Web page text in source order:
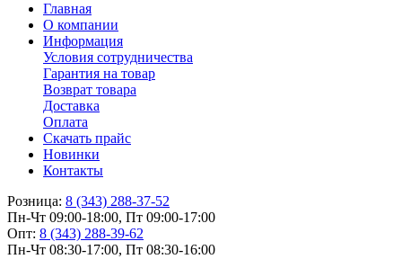
Главная
О компании
Информация
Условия сотрудничества
Гарантия на товар
Возврат товара
Доставка
Оплата
Скачать прайс
Новинки
Контакты
Розница: 8 (343) 288-37-52
Пн-Чт 09:00-18:00, Пт 09:00-17:00
Опт: 8 (343) 288-39-62
Пн-Чт 08:30-17:00, Пт 08:30-16:00